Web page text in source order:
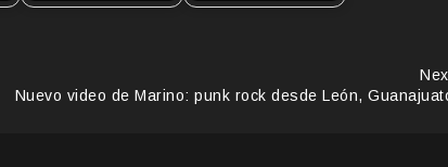
Nuevo video de Marino: punk rock desde León,